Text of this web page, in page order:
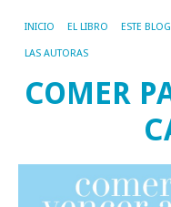
INICIO EL LIBRO ESTE BLOG
LAS AUTORAS
COMER